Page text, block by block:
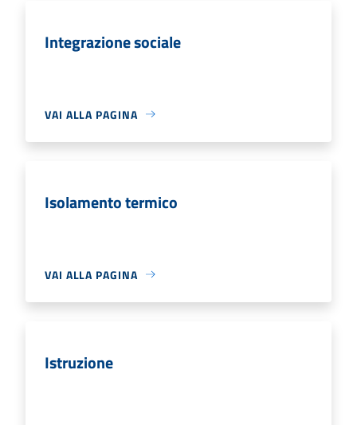
Integrazione sociale
VAI ALLA PAGINA
Isolamento termico
VAI ALLA PAGINA
Istruzione